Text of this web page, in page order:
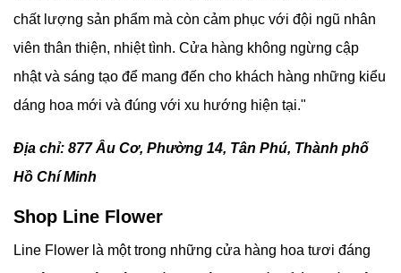
chất lượng sản phẩm mà còn cảm phục với đội ngũ nhân
viên thân thiện, nhiệt tình. Cửa hàng không ngừng cập
nhật và sáng tạo để mang đến cho khách hàng những kiểu
dáng hoa mới và đúng với xu hướng hiện tại."
Địa chỉ: 877 Âu Cơ, Phường 14, Tân Phú, Thành phố
Hồ Chí Minh
Shop Line Flower
Line Flower là một trong những cửa hàng hoa tươi đáng